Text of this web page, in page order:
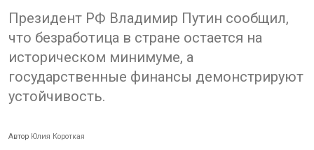
Президент РФ Владимир Путин сообщил,
что безработица в стране остается на
историческом минимуме, а
государственные финансы демонстрируют
устойчивость.
Автор Юлия Короткая